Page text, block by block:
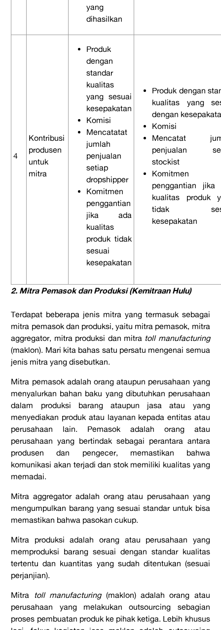
yang
dihasilkan
4
Kontribusi
produsen
untuk
mitra
Produk
dengan
standar
kualitas
yang sesuai
kesepakatan
Komisi
Mencatatat
jumlah
penjualan
setiap
dropshipper
Komitmen
penggantian
jika ada
kualitas
produk tidak
sesuai
kesepakatan
Produk dengan
kualitas yang
dengan
Komisi
Mencatat
penjualan
stockist
Komitmen
penggantian jika
kualitas produk
tidak
kesepakatan
2. Mitra Pemasok dan Produksi (Kemitraan Hulu)
Terdapat beberapa jenis mitra yang termasuk sebagai
mitra pemasok dan produksi, yaitu mitra pemasok, mitra
aggregator, mitra produksi dan mitra toll manufacturing
(maklon). Mari kita bahas satu persatu mengenai semua
jenis mitra yang disebutkan.
Mitra pemasok adalah orang ataupun perusahaan yang
menyalurkan bahan baku yang dibutuhkan perusahaan
dalam produksi barang ataupun jasa atau yang
menyediakan produk atau layanan kepada entitas atau
perusahaan lain. Pemasok adalah orang atau
perusahaan yang bertindak sebagai perantara antara
produsen dan pengecer, memastikan bahwa
komunikasi akan terjadi dan stok memiliki kualitas yang
memadai.
Mitra aggregator adalah orang atau perusahaan yang
mengumpulkan barang yang sesuai standar untuk bisa
memastikan bahwa pasokan cukup.
Mitra produksi adalah orang atau perusahaan yang
memproduksi barang sesuai dengan standar kualitas
tertentu dan kuantitas yang sudah ditentukan (sesuai
perjanjian).
Mitra toll manufacturing(maklon) adalah orang atau
perusahaan yang melakukan outsourcing sebagian
proses pembuatan produk ke pihak ketiga. Lebih khusus